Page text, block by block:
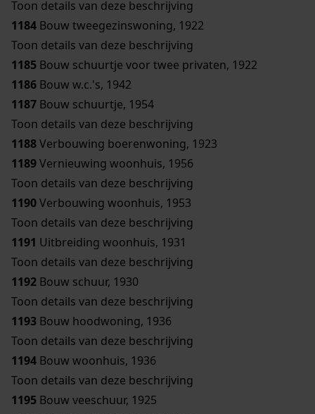
Toon details van deze beschrijving
1184 Bouw tweegezinswoning, 1922
Toon details van deze beschrijving
1185 Bouw schuurtje voor twee privaten, 1922
1186 Bouw w.c.'s, 1942
1187 Bouw schuurtje, 1954
Toon details van deze beschrijving
1188Verbouwing boerenwoning, 1923
1189Vernieuwing woonhuis, 1956
Toon details van deze beschrijving
1190Verbouwing woonhuis, 1953
Toon details van deze beschrijving
1191 Uitbreiding woonhuis, 1931
Toon details van deze beschrijving
1192 Bouw schuur, 1930
Toon details van deze beschrijving
1193 Bouw hoodwoning, 1936
Toon details van deze beschrijving
1194 Bouw woonhuis, 1936
Toon details van deze beschrijving
1195 Bouw veeschuur, 1925